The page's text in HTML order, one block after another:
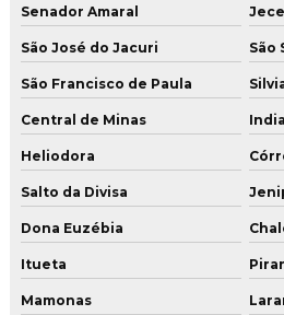
Senador Amaral
São José do Jacuri São
São Francisco de Paula
Central de Minas
Heliodora
Salto da Divisa
Dona Euzébia
Itueta
Mamonas